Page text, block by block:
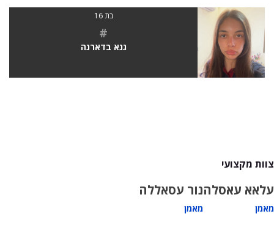
בת 16
#
גנא בדארנה
צוות מקצועי
עלאא עאסלה
מאמן
נור עסאללה
מאמן